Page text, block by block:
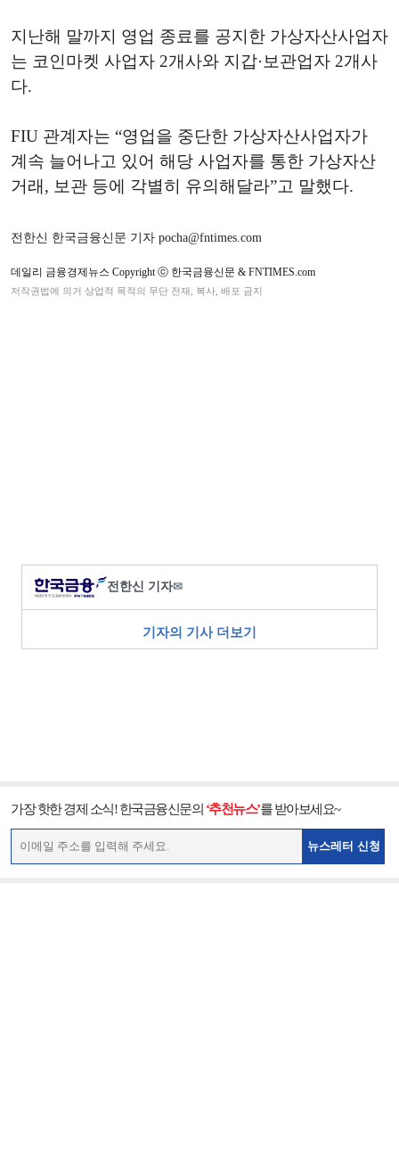
지난해 말까지 영업 종료를 공지한 가상자산사업자
는 코인마켓 사업자 2개사와 지갑·보관업자 2개사
다.
FIU 관계자는 “영업을 중단한 가상자산사업자가
계속 늘어나고 있어 해당 사업자를 통한 가상자산
거래, 보관 등에 각별히 유의해달라”고 말했다.
전한신 한국금융신문 기자 pocha@fntimes.com
데일리 금융경제뉴스 Copyright ⓒ 한국금융신문 & FNTIMES.com
저작권법에 의거 상업적 목적의 무단 전재, 복사, 배포 금지
전한신 기자✉
기자의 기사 더보기
가장 핫한 경제 소식! 한국금융신문의 ‘추천뉴스’를 받아보세요~
뉴스레터 신청